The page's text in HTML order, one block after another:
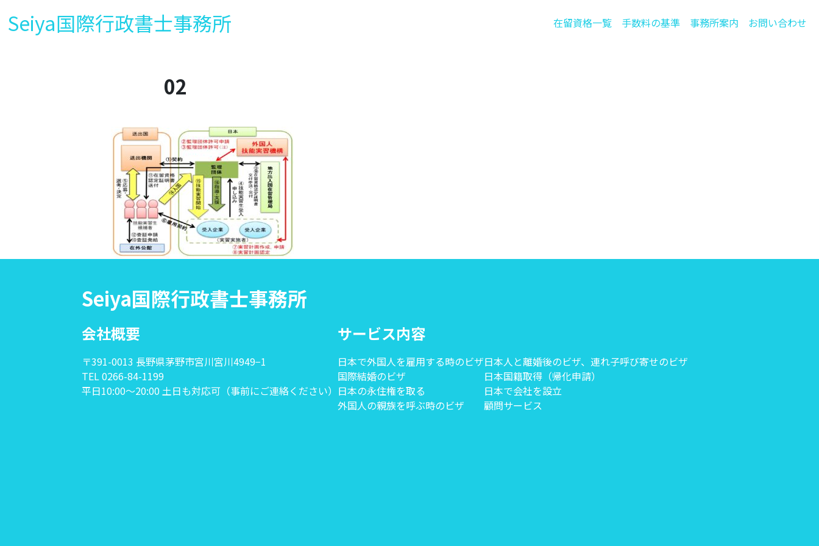
Seiya国際行政書士事務所 在留資格一覧 手数料の基準 事務所案内 お問い合わせ
02
Seiya国際行政書士事務所
会社概要
〒391-0013 長野県茅野市宮川宮川4949−1
TEL 0266-84-1199
平日10:00〜20:00 土日も対応可（事前にご連絡ください）
サービス内容
日本で外国人を雇用する時のビザ
国際結婚のビザ
日本の永住権を取る
外国人の親族を呼ぶ時のビザ
日本人と離婚後のビザ、連れ子呼び寄せのビザ
日本国籍取得（帰化申請）
日本で会社を設立
顧問サービス